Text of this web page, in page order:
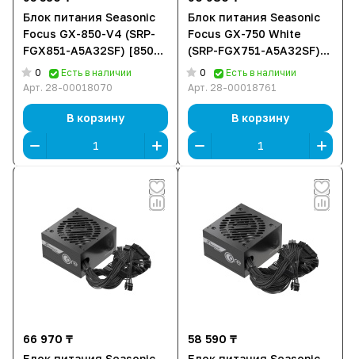
Блок питания Seasonic
Focus GX-850-V4 (SRP-
FGX851-A5A32SF) [850
Вт, 80 PLUS Gold, 3x
SATA, 1 x 16 pin
PCIe, 1x 4+4 pin CPU,
ATX]
0
Есть в наличии
Арт. 28-00018070
В корзину
Блок питания Seasonic
Focus GX-750 White
(SRP-FGX751-A5A32SF)
[750 Вт, 80 PLUS Gold,
10x SATA, 2 x 6+2 pin
0
Есть в наличии
Арт. 28-00018761
В корзину
66 970 ₸
58 590 ₸